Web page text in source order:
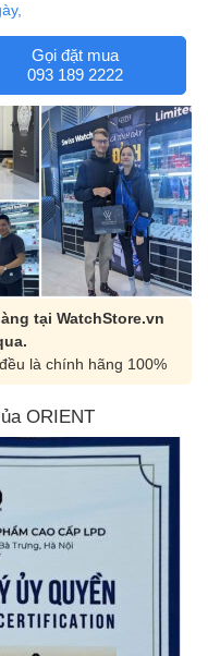
Gọi đặt mua
093 189 2222
tại WatchStore.vn
là chính hãng 100%
ORIENT